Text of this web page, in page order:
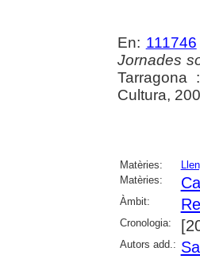
En: 111746
Jornades
Tarragona
Cultura,
Matèries:
Matèries:
Àmbit:
Cronologia:
Autors add.: